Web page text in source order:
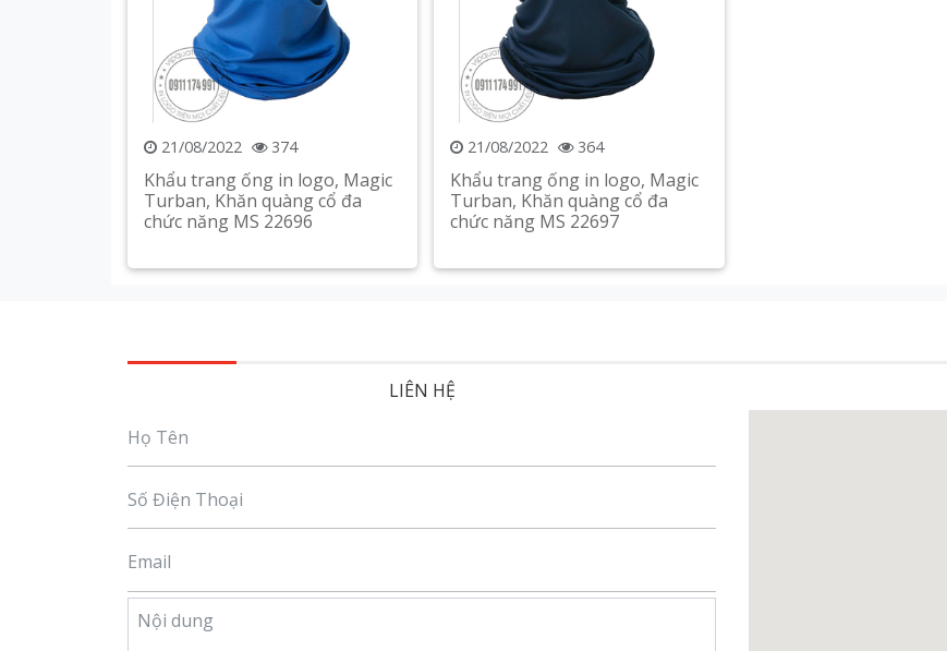
21/08/2022 374
Khẩu trang ống in logo, Magic
Turban, Khăn quàng cổ đa
chức năng MS 22696
Xem chi tiết
21/08/2022 364
Khẩu trang ống in logo, Magic
Turban, Khăn quàng cổ đa
chức năng MS 22697
Xem chi tiết
LIÊN HỆ